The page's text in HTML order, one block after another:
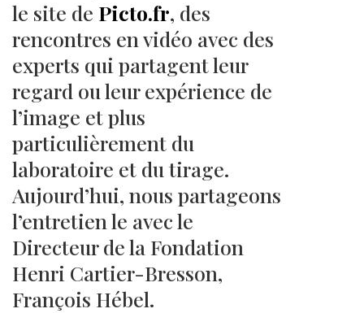
le site de Picto.fr, des
rencontres en vidéo avec des
experts qui partagent leur
regard ou leur expérience de
l’image et plus
particulièrement du
laboratoire et du tirage.
Aujourd’hui, nous partageons
l’entretien le avec le
Directeur de la Fondation
Henri Cartier-Bresson,
François Hébel.